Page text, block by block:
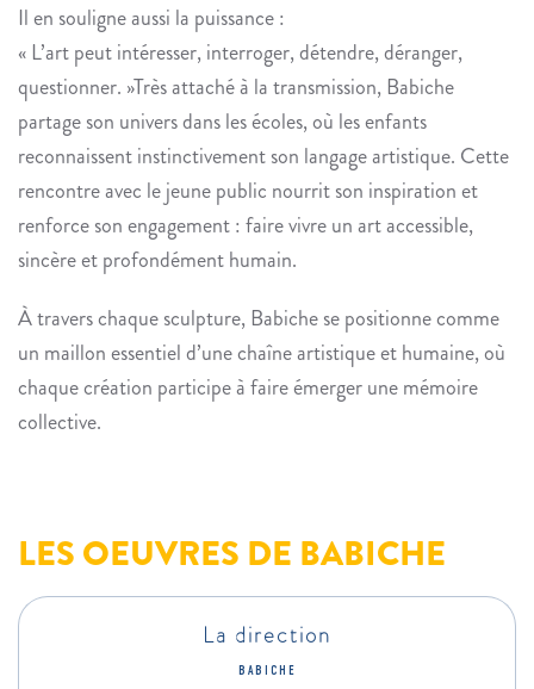
Il en souligne aussi la puissance :
« L’art peut intéresser, interroger, détendre, déranger,
questionner. »Très attaché à la transmission,Babiche
partage son univers dans les écoles, où les enfants
reconnaissent instinctivement son langage artistique. Cette
rencontre avec le jeune public nourrit son inspiration et
renforce son engagement : faire vivre un art accessible,
sincère et profondément humain.
À travers chaque sculpture,Babichese positionne comme
un maillon essentiel d’une chaîne artistique et humaine, où
chaque création participe à faire émerger une mémoire
collective.
LES OEUVRES DE BABICHE
La direction
BABICHE